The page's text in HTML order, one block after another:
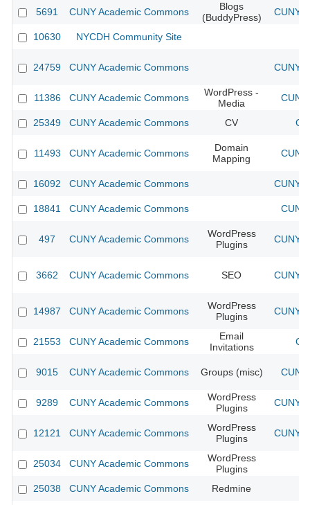
5691 CUNY Academic Commons
Blogs
(BuddyPress)
CUNY
10630 NYCDH Community Site
24759 CUNY Academic Commons CUNY
11386 CUNY Academic Commons
WordPress -
Media
25349 CUNY Academic Commons CV
11493 CUNY Academic Commons
Domain
Mapping
16092 CUNY Academic Commons CUNY
18841 CUNY Academic Commons
497 CUNY Academic Commons
WordPress
Plugins
CUNY
3662 CUNY Academic Commons SEO CUNY
14987 CUNY Academic Commons
WordPress
Plugins
CUNY
21553 CUNY Academic Commons
Email
Invitations
9015 CUNY Academic Commons Groups (misc)
9289 CUNY Academic Commons
WordPress
Plugins
CUNY
12121 CUNY Academic Commons
WordPress
Plugins
CUNY
25034 CUNY Academic Commons
WordPress
Plugins
25038
CUNY Academic Commons Redmine